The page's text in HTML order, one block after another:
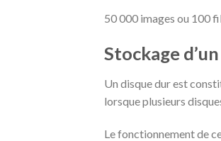
50 000 images ou 100
Stockage
Un disque dur est
lorsque plusieurs
Le fonctionnement de